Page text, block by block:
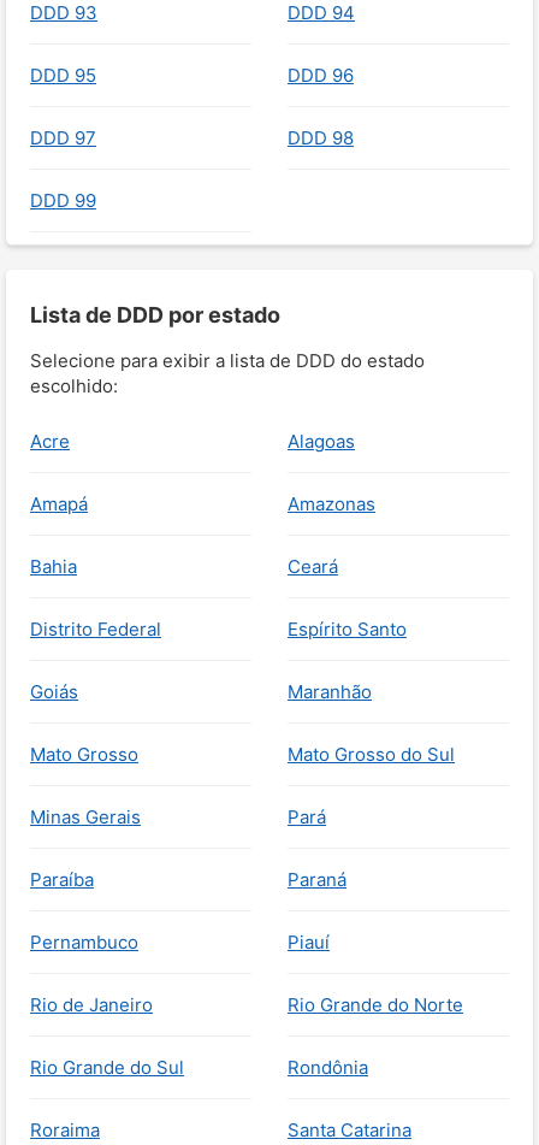
DDD 93 DDD 94
DDD 95 DDD 96
DDD 97 DDD 98
DDD 99
Lista de DDD por estado
Selecione para exibir a lista de DDD do estado
escolhido:
Acre Alagoas
Amapá Amazonas
Bahia Ceará
Distrito Federal Espírito Santo
Goiás Maranhão
Mato Grosso Mato Grosso do Sul
Minas Gerais Pará
Paraíba Paraná
Pernambuco Piauí
Rio de Janeiro Rio Grande do Norte
Rio Grande do Sul Rondônia
Roraima Santa Catarina